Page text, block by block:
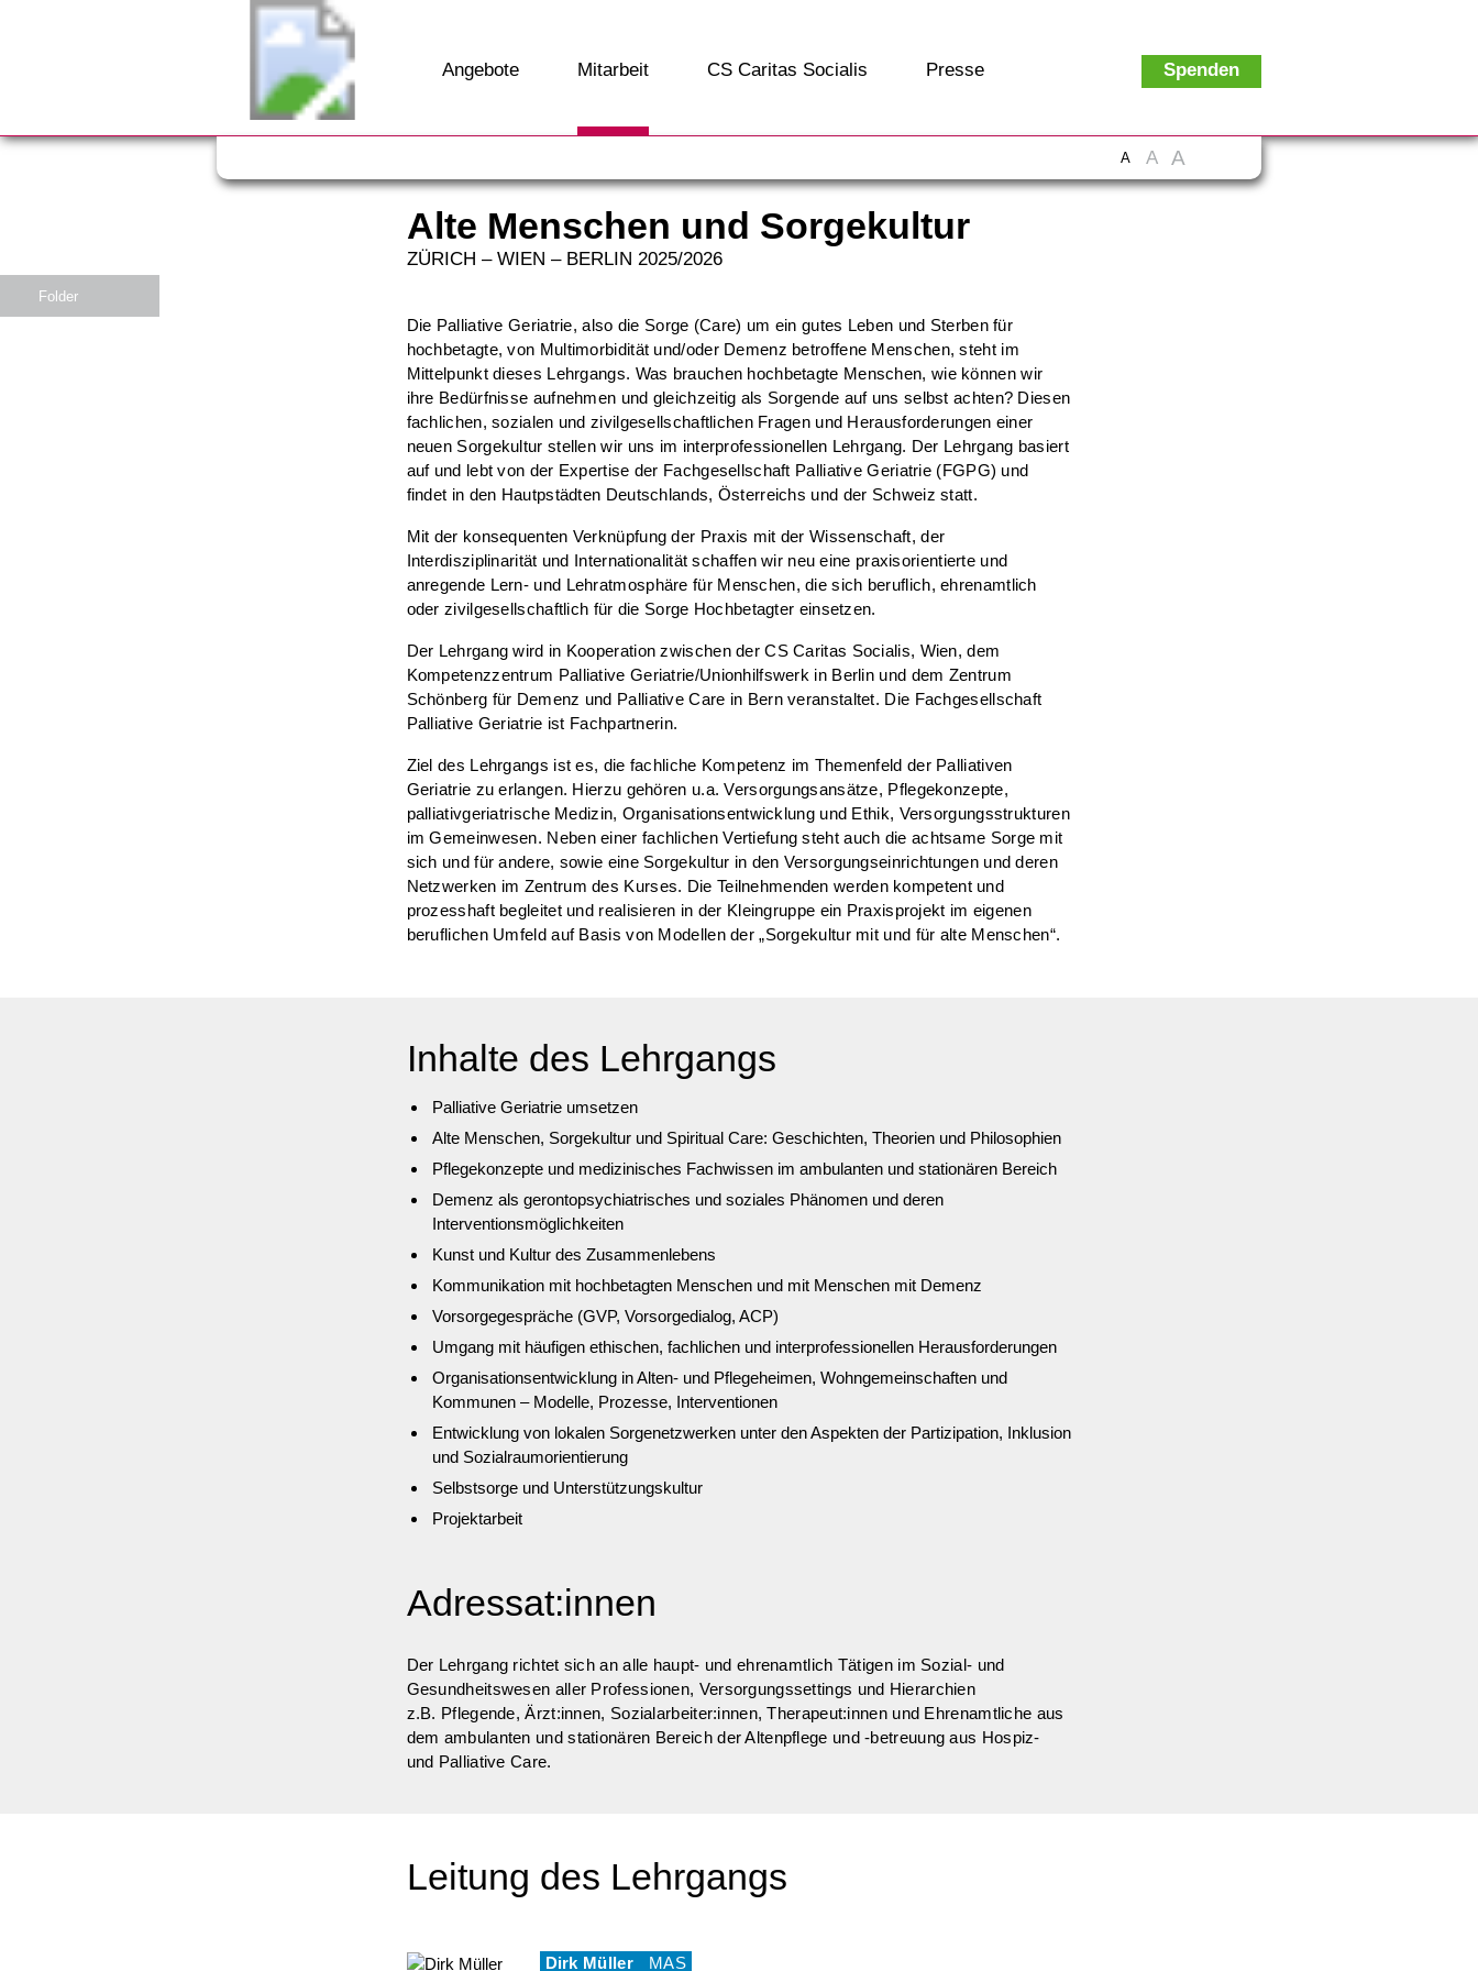
Angebote Mitarbeit CS Caritas Socialis Presse Spenden
A A A
Alte Menschen und Sorgekultur
ZÜRICH – WIEN – BERLIN 2025/2026
Die Palliative Geriatrie, also die Sorge (Care) um ein gutes Leben und Sterben für
hochbetagte, von Multimorbidität und/oder Demenz betroffene Menschen, steht im
Mittelpunkt dieses Lehrgangs. Was brauchen hochbetagte Menschen, wie können wir
ihre Bedürfnisse aufnehmen und gleichzeitig als Sorgende auf uns selbst achten? Diesen
fachlichen, sozialen und zivilgesellschaftlichen Fragen und Herausforderungen einer
neuen Sorgekultur stellen wir uns im interprofessionellen Lehrgang. Der Lehrgang basiert
auf und lebt von der Expertise der Fachgesellschaft Palliative Geriatrie (FGPG) und
findet in den Hautpstädten Deutschlands, Österreichs und der Schweiz statt.
Mit der konsequenten Verknüpfung der Praxis mit der Wissenschaft, der
Interdisziplinarität und Internationalität schaffen wir neu eine praxisorientierte und
anregende Lern- und Lehratmosphäre für Menschen, die sich beruflich, ehrenamtlich
oder zivilgesellschaftlich für die Sorge Hochbetagter einsetzen.
Der Lehrgang wird in Kooperation zwischen der CS Caritas Socialis, Wien, dem
Kompetenzzentrum Palliative Geriatrie/Unionhilfswerk in Berlin und dem Zentrum
Schönberg für Demenz und Palliative Care in Bern veranstaltet. Die Fachgesellschaft
Palliative Geriatrie ist Fachpartnerin.
Ziel des Lehrgangs ist es, die fachliche Kompetenz im Themenfeld der Palliativen
Geriatrie zu erlangen. Hierzu gehören u.a. Versorgungsansätze, Pflegekonzepte,
palliativgeriatrische Medizin, Organisationsentwicklung und Ethik, Versorgungsstrukturen
im Gemeinwesen. Neben einer fachlichen Vertiefung steht auch die achtsame Sorge mit
sich und für andere, sowie eine Sorgekultur in den Versorgungseinrichtungen und deren
Netzwerken im Zentrum des Kurses. Die Teilnehmenden werden kompetent und
prozesshaft begleitet und realisieren in der Kleingruppe ein Praxisprojekt im eigenen
beruflichen Umfeld auf Basis von Modellen der „Sorgekultur mit und für alte Menschen“.
Inhalte des Lehrgangs
Palliative Geriatrie umsetzen
Alte Menschen, Sorgekultur und Spiritual Care: Geschichten, Theorien und Philosophien
Pflegekonzepte und medizinisches Fachwissen im ambulanten und stationären Bereich
Demenz als gerontopsychiatrisches und soziales Phänomen und deren
Interventionsmöglichkeiten
Kunst und Kultur des Zusammenlebens
Kommunikation mit hochbetagten Menschen und mit Menschen mit Demenz
Vorsorgegespräche (GVP, Vorsorgedialog, ACP)
Umgang mit häufigen ethischen, fachlichen und interprofessionellen Herausforderungen
Organisationsentwicklung in Alten- und Pflegeheimen, Wohngemeinschaften und
Kommunen – Modelle, Prozesse, Interventionen
Entwicklung von lokalen Sorgenetzwerken unter den Aspekten der Partizipation, Inklusion
und Sozialraumorientierung
Selbstsorge und Unterstützungskultur
Projektarbeit
Adressat:innen
Der Lehrgang richtet sich an alle haupt- und ehrenamtlich Tätigen im Sozial- und
Gesundheitswesen aller Professionen, Versorgungssettings und Hierarchien
z.B. Pflegende, Ärzt:innen, Sozialarbeiter:innen, Therapeut:innen und Ehrenamtliche aus
dem ambulanten und stationären Bereich der Altenpflege und -betreuung aus Hospiz-
und Palliative Care.
Leitung des Lehrgangs
Dirk Müller MAS
Folder